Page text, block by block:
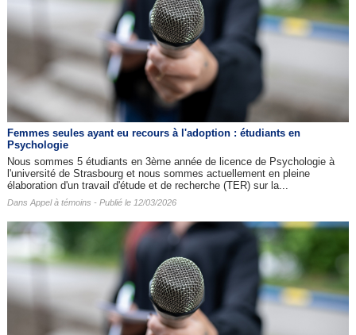
Femmes seules ayant eu recours à l'adoption : étudiants en
Psychologie
Nous sommes 5 étudiants en 3ème année de licence de Psychologie à
l'université de Strasbourg et nous sommes actuellement en pleine
élaboration d'un travail d'étude et de recherche (TER) sur la...
Dans Appel à témoins - Publié le 12/03/2026